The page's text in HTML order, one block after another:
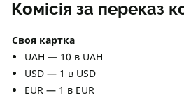
Комісія за переказ
Своя картка
UAH — 10 в UAH
USD — 1 в USD
EUR — 1 в EUR